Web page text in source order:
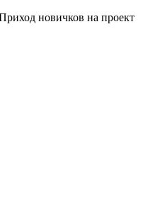
новичков на проект